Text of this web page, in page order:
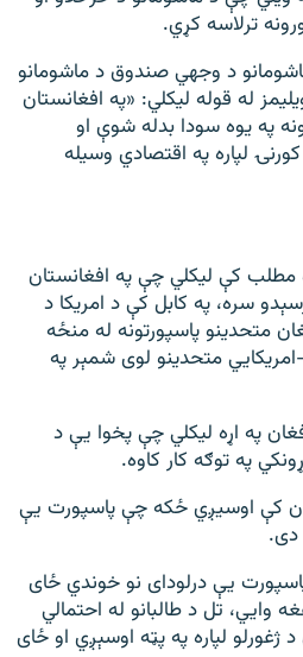
ترلاسه کړي.
د وجهي صندوق د ماشومانو
له قوله لیکلي: «په افغانستان
په یوه سودا بدله شوې او
لپاره په اقتصادي وسیله
مطلب کې لیکلي چې په افغانستان
سره، په کابل کې د امریکا د
متحدینو پاسپورتونه له منځه
متحدینو لوی شمېر په
د یوه ۳۰ کلن افغان په اړه لیکلي چې پخوا یې د
په توګه کار کاوه.
کې اوسیږي ځکه چې پاسپورت یې
دی.
یې درلودای نو خوندي ځای
وايي، تل د طالبانو له احتمالي
ژغورلو لپاره په پټه اوسېږي او ځای